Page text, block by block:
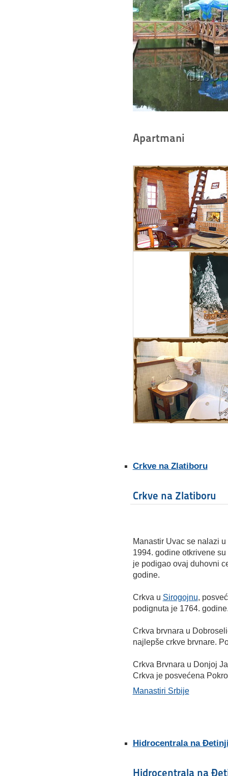
Apartmani
Crkve na Zlatiboru
Crkve na Zlatiboru
Manastir Uvac se nalazi
1994. godine otkrivene
je podigao ovaj duhovni
godine.
Crkva u Sirogojnu,
podignuta je 1764.
Crkva brvnara u
najlepše crkve brvnare.
Crkva Brvnara u Donjoj
Crkva je posvećena
Manastiri Srbije
Hidrocentrala na
Hidrocentrala na